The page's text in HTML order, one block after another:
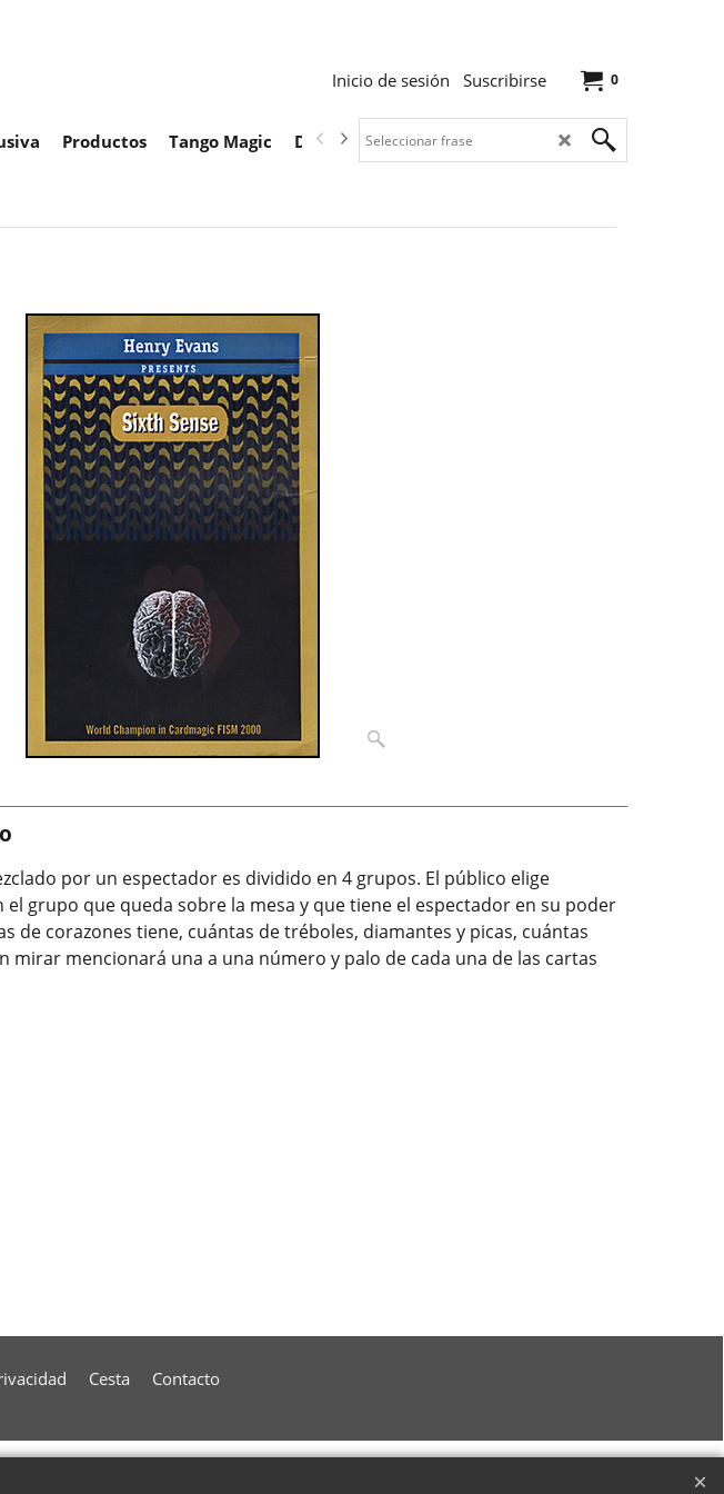
0
Inicio de sesión Suscribirse
Productos Tango Magic Descargas
por un espectador es dividido en 4 grupos. El público elige
grupo que queda sobre la mesa y que tiene el espectador en su poder
de corazones tiene, cuántas de tréboles, diamantes y picas, cuántas
mirar mencionará una a una número y palo de cada una de las cartas
Cesta Contacto